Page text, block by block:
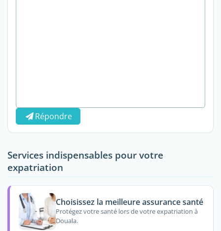
Répondre
Services indispensables pour votre
expatriation
Choisissez la meilleure assurance santé
Protégez votre santé lors de votre expatriation à
Douala.